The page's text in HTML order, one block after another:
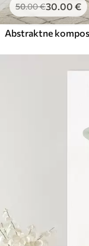
50.00€30.00 €